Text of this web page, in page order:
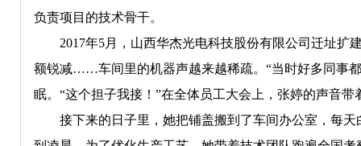
负责项目的技术骨干。
2017年5月，山西华杰光电科技股份有限公司迁址扩
额锐减……车间里的机器声越来越稀疏。“当时好多同事
眠。“这个担子我接！”在全体员工大会上，张婷的声音带
接下来的日子里，她把铺盖搬到了车间办公室，每天